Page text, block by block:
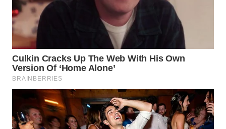
WN
MALUT
WN
DAIRI
WN
DANAU
TOBA